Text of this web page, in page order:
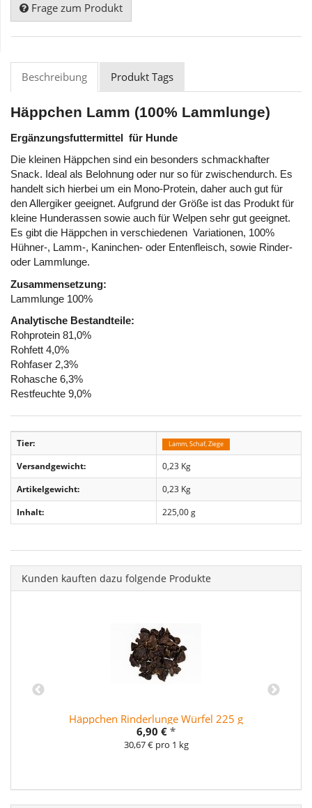
Frage zum Produkt
Beschreibung Produkt Tags
Häppchen Lamm (100% Lammlunge)
Ergänzungsfuttermittel für Hunde
Die kleinen Häppchen sind ein besonders schmackhafter
Snack. Ideal als Belohnung oder nur so für zwischendurch. Es
handelt sich hierbei um ein Mono-Protein, daher auch gut für
den Allergiker geeignet. Aufgrund der Größe ist das Produkt für
kleine Hunderassen sowie auch für Welpen sehr gut geeignet.
Es gibt die Häppchen in verschiedenen Variationen, 100%
Hühner-, Lamm-, Kaninchen- oder Entenfleisch, sowie Rinder-
oder Lammlunge.
Zusammensetzung:
Lammlunge 100%
Analytische Bestandteile:
Rohprotein 81,0%
Rohfett 4,0%
Rohfaser 2,3%
Rohasche 6,3%
Restfeuchte 9,0%
Tier: Lamm, Schaf, Ziege
Versandgewicht:
0,23 Kg
Artikelgewicht:
0,23 Kg
Inhalt:
225,00 g
Kunden kauften dazu folgende Produkte
Häppchen Rinderlunge Würfel 225 g
6,90 € *
30,67 € pro 1 kg